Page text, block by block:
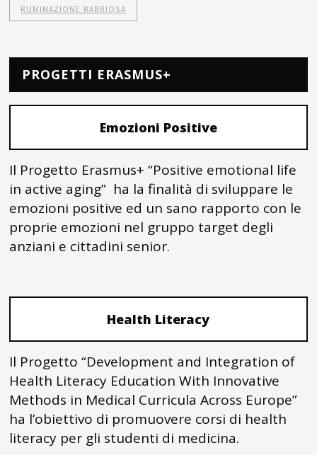
RUMINAZIONE RABBIOSA
PROGETTI ERASMUS+
Emozioni Positive
Il Progetto Erasmus+ “Positive emotional life
in active aging” ha la finalità di sviluppare le
emozioni positive ed un sano rapporto con le
proprie emozioni nel gruppo target degli
anziani e cittadini senior.
Health Literacy
Il Progetto “Development and Integration of
Health Literacy Education With Innovative
Methods in Medical Curricula Across Europe”
ha l’obiettivo di promuovere corsi di health
literacy per gli studenti di medicina.